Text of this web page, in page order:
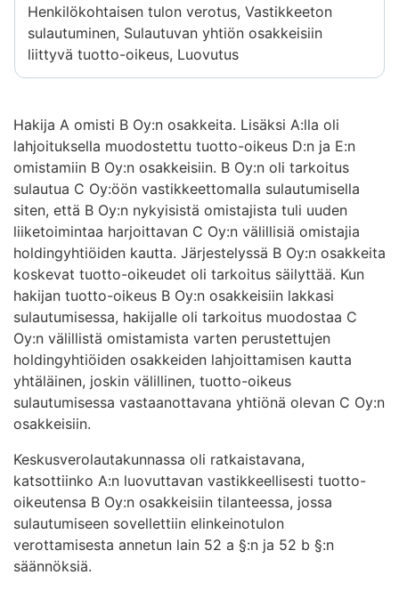
Henkilökohtaisen tulon verotus, Vastikkeeton
sulautuminen, Sulautuvan yhtiön osakkeisiin
liittyvä tuotto-oikeus, Luovutus
Hakija A omisti B Oy:n osakkeita. Lisäksi A:lla oli
lahjoituksella muodostettu tuotto-oikeus D:n ja E:n
omistamiin B Oy:n osakkeisiin. B Oy:n oli tarkoitus
sulautua C Oy:öön vastikkeettomalla sulautumisella
siten, että B Oy:n nykyisistä omistajista tuli uuden
liiketoimintaa harjoittavan C Oy:n välillisiä omistajia
holdingyhtiöiden kautta. Järjestelyssä B Oy:n osakkeita
koskevat tuotto-oikeudet oli tarkoitus säilyttää. Kun
hakijan tuotto-oikeus B Oy:n osakkeisiin lakkasi
sulautumisessa, hakijalle oli tarkoitus muodostaa C
Oy:n välillistä omistamista varten perustettujen
holdingyhtiöiden osakkeiden lahjoittamisen kautta
yhtäläinen, joskin välillinen, tuotto-oikeus
sulautumisessa vastaanottavana yhtiönä olevan C Oy:n
osakkeisiin.
Keskusverolautakunnassa oli ratkaistavana,
katsottiinko A:n luovuttavan vastikkeellisesti tuotto-
oikeutensa B Oy:n osakkeisiin tilanteessa, jossa
sulautumiseen sovellettiin elinkeinotulon
verottamisesta annetun lain 52 a §:n ja 52 b §:n
säännöksiä.